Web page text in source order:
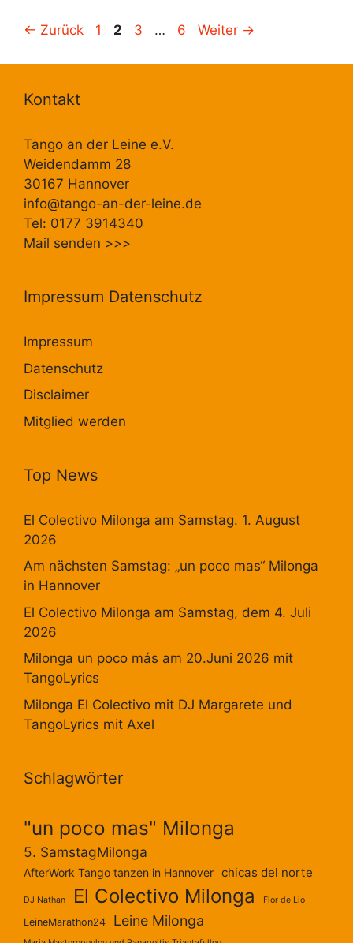
← Zurück Seite
1 Seite
2 Seite
3 … Seite
6 Weiter →
Kontakt
Tango an der Leine e.V.
Weidendamm 28
30167 Hannover
info@tango-an-der-leine.de
Tel: 0177 3914340
Mail senden >>>
Impressum Datenschutz
Impressum
Datenschutz
Disclaimer
Mitglied werden
Top News
El Colectivo Milonga am Samstag. 1. August
2026
Am nächsten Samstag: „un poco mas“ Milonga
in Hannover
El Colectivo Milonga am Samstag, dem 4. Juli
2026
Milonga un poco más am 20.Juni 2026 mit
TangoLyrics
Milonga El Colectivo mit DJ Margarete und
TangoLyrics mit Axel
Schlagwörter
"un poco mas" Milonga
5. SamstagMilonga
AfterWork Tango tanzen in Hannover chicas del norte
DJ Nathan El Colectivo Milonga Flor de Lio
LeineMarathon24 Leine Milonga